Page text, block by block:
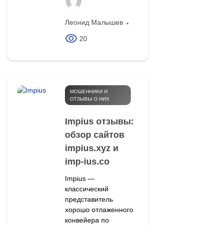
Леонид Малышев
20
МОШЕННИКИ И
ОТЗЫВЫ О НИХ
Impius отзывы:
обзор сайтов
impius.xyz и
imp-ius.co
Impius —
классический
представитель
хорошо отлаженного
конвейера по